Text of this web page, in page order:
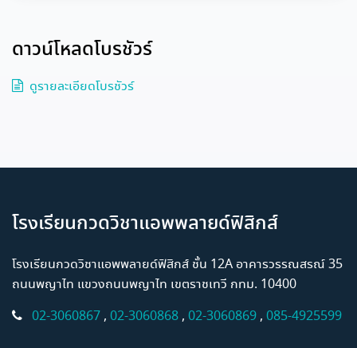
ดาวน์โหลดโบรชัวร์
ดูรายละเอียดโบรชัวร์
โรงเรียนกวดวิชาแอพพลายด์ฟิสิกส์
โรงเรียนกวดวิชาแอพพลายด์ฟิสิกส์ ชั้น 12A อาคารวรรณสรณ์ 35
ถนนพญาไท แขวงถนนพญาไท เขตราชเทวี กทม. 10400
02-3060867 , 02-3060868 , 02-3060869 , 085-4925599